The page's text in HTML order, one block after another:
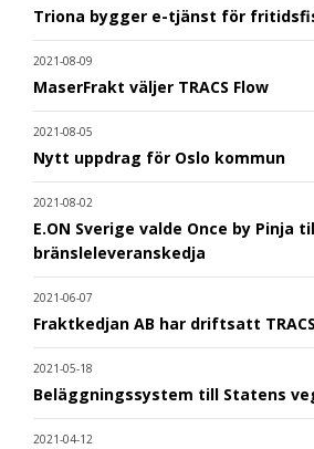
Triona bygger e-tjänst för
2021-08-09
MaserFrakt väljer TRACS Flow
2021-08-05
Nytt uppdrag för Oslo kommun
2021-08-02
E.ON Sverige valde Once by Pinja
bränsleleveranskedja
2021-06-07
Fraktkedjan AB har driftsatt
2021-05-18
Beläggningssystem till Statens
2021-04-12